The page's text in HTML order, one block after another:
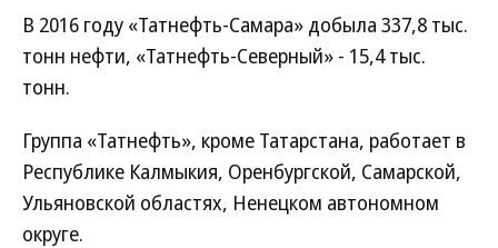
В 2016 году «Татнефть-Самара» добыла 337,8 тыс.
тонн нефти, «Татнефть-Северный» - 15,4 тыс.
тонн.
Группа «Татнефть», кроме Татарстана, работает в
Республике Калмыкия, Оренбургской, Самарской,
Ульяновской областях, Ненецком автономном
округе.